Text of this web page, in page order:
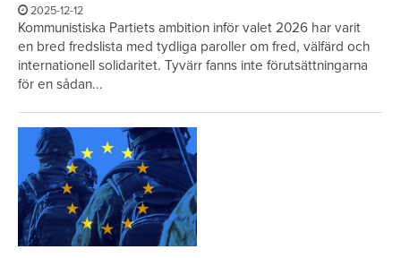
2025-12-12
Kommunistiska Partiets ambition inför valet 2026 har varit
en bred fredslista med tydliga paroller om fred, välfärd och
internationell solidaritet. Tyvärr fanns inte förutsättningarna
för en sådan...